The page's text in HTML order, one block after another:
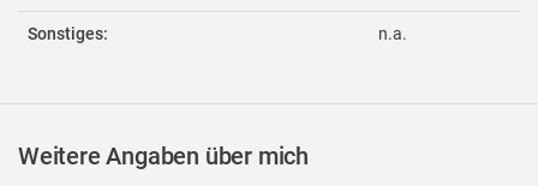
Sonstiges: n.a.
Weitere Angaben über mich